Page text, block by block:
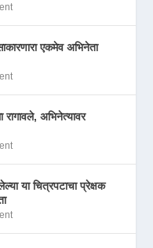
एकमेव अभिनेता
रागावले, अभिनेत्यावर
या चित्रपटाचा प्रेक्षक